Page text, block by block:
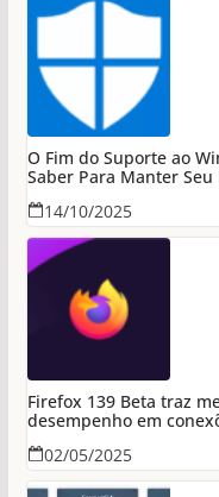
O Fim do Suporte ao
Saber Para Manter Seu
14/10/2025
Firefox 139 Beta traz
desempenho em
02/05/2025